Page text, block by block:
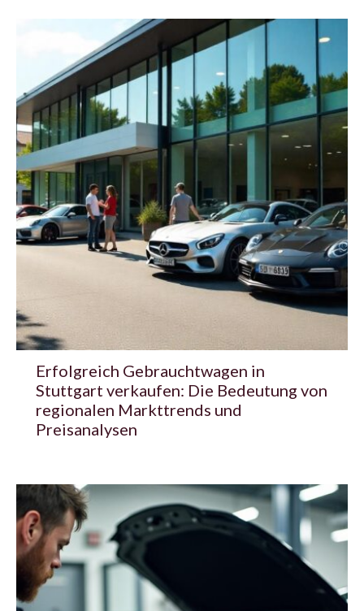
Erfolgreich Gebrauchtwagen in
Stuttgart verkaufen: Die Bedeutung von
regionalen Markttrends und
Preisanalysen